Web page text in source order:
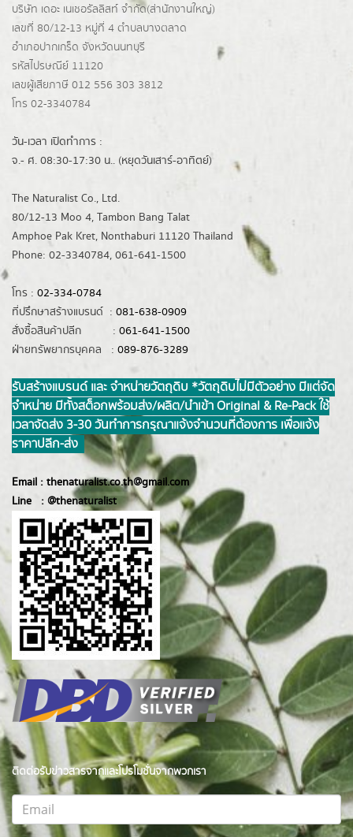
บริษัท เดอะ เนเชอรัลลิสท์ จำกัด(ส่านักงานใหญ่)
เลขที่ 80/12-13 หมู่ที่ 4 ตำบลบางตลาด
อำเภอปากเกร็ด จังหวัดนนทบุรี
รหัสไปรษณีย์ 11120
เลขผู้เสียภาษี 012 556 303 3812
โทร 02-3340784
วัน-เวลา เปิดทำการ :
จ.- ศ. 08:30-17:30 น.. (หยุดวันเสาร์-อาทิตย์)
The Naturalist Co., Ltd.
80/12-13 Moo 4, Tambon Bang Talat
Amphoe Pak Kret, Nonthaburi 11120 Thailand
Phone: 02-3340784, 061-641-1500
โทร : 02-334-0784
ที่ปรึกษาสร้างแบรนด์ : 081-638-0909
สั่งซื้อสินค้าปลีก : 061-641-1500
ฝ่ายทรัพยากรบุคคล : 089-876-3289
รับสร้างแบรนด์ และ จำหน่ายวัตถุดิบ *วัตถุดิบไม่มีตัวอย่าง มีแต่จัด
จำหน่าย มีทั้งสต็อกพร้อมส่ง/ผลิต/นำเข้า Original & Re-Pack ใช้
เวลาจัดส่ง 3-30 วันทำการ กรุณาแจ้งจำนวนที่ต้องการ เพื่อแจ้ง
ราคาปลีก-ส่ง
Email : thenaturalist.co.th@gmail.com
Line : @thenaturalist
ติดต่อรับข่าวสารจากและโปรโมชั่นจากพวกเรา